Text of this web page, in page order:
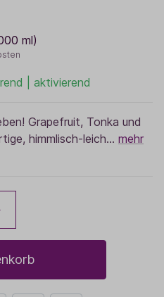
ml)
| aktivierend
Grapefruit, Tonka und
himmlisch-leich… mehr